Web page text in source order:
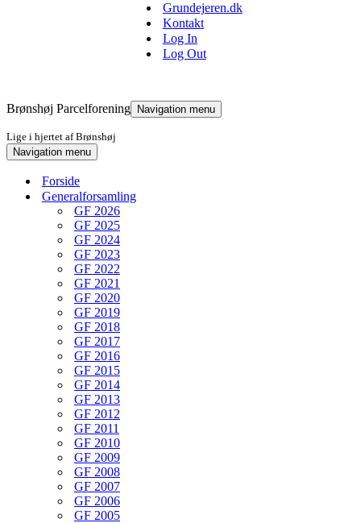
Grundejeren.dk
Kontakt
Log In
Log Out
Brønshøj Parcelforening
Lige i hjertet af Brønshøj
Navigation menu
Navigation menu
Forside
Generalforsamling
GF 2026
GF 2025
GF 2024
GF 2023
GF 2022
GF 2021
GF 2020
GF 2019
GF 2018
GF 2017
GF 2016
GF 2015
GF 2014
GF 2013
GF 2012
GF 2011
GF 2010
GF 2009
GF 2008
GF 2007
GF 2006
GF 2005